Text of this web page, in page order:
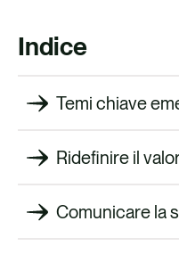
Indice
Temi chiave
Ridefinire il
Comunicare la